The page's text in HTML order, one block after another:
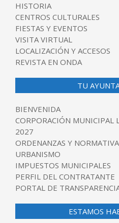
HISTORIA
CENTROS CULTURALES
FIESTAS Y EVENTOS
VISITA VIRTUAL
LOCALIZACIÓN Y ACCESOS
REVISTA EN ONDA
TU
BIENVENIDA
CORPORACIÓN MUNICIPAL
2027
ORDENANZAS Y
URBANISMO
IMPUESTOS MUNICIPALES
PERFIL DEL CONTRATANTE
PORTAL DE
ESTAMOS